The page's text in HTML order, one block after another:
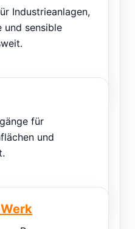
Industrieanlagen,
und sensible
für
und